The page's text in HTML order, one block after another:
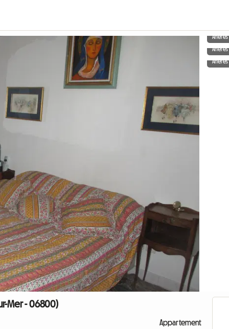
Aneres
Aneres
Aneres
Mer - 06800)
Appartement